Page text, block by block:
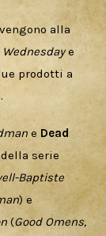
alla
Wednesday e
prodotti a
e Dead
serie
Baptiste
) e
(Good Omens,